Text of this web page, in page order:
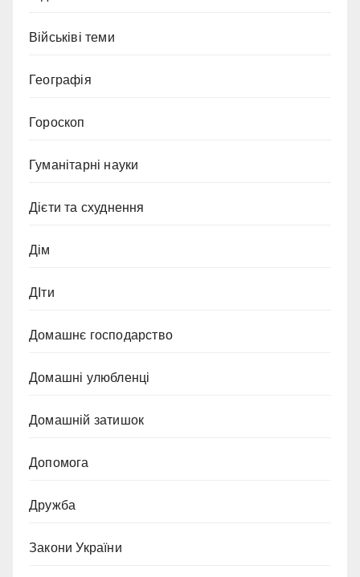
Військіві теми
Географія
Гороскоп
Гуманітарні науки
Дієти та схуднення
Дім
ДІти
Домашнє господарство
Домашні улюбленці
Домашній затишок
Допомога
Дружба
Закони України